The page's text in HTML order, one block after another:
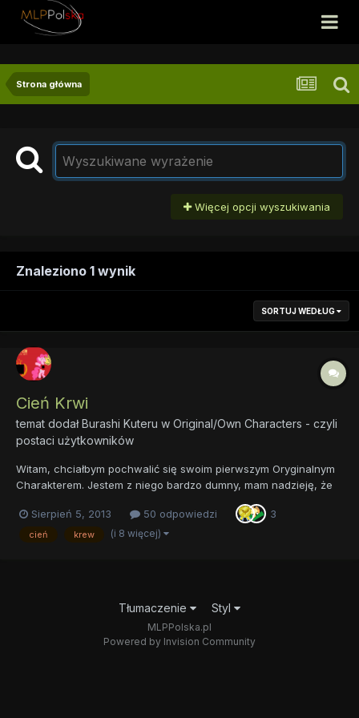
Strona główna
Więcej opcji wyszukiwania
Znaleziono 1 wynik
SORTUJ WEDŁUG
Cień Krwi
temat dodałBurashi Kuteru w Original/Own Characters - czyli
postaci użytkowników
Witam, chciałbym pochwalić się swoim pierwszym Oryginalnym
Charakterem. Jestem z niego bardzo dumny, mam nadzieję, że
Cechy: zła, mściwa, wierna, bezlitosna Uroczy Znaczek:
półksiężyc ociekający krwistoczerwoną krwią Oczy: krwistoc...
Sierpień 5, 2013 50 odpowiedzi 3
cień krew (i 8 więcej)
Tłumaczenie Styl
MLPPolska.pl
Powered by Invision Community